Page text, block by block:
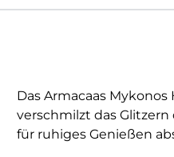
Das Armacaas
verschmilzt das
für ruhiges Genießen